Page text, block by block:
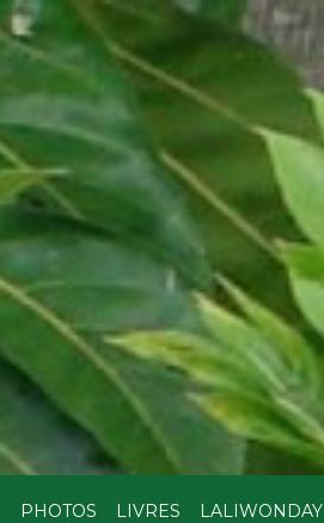
PHOTOS LIVRES LALIWONDAY